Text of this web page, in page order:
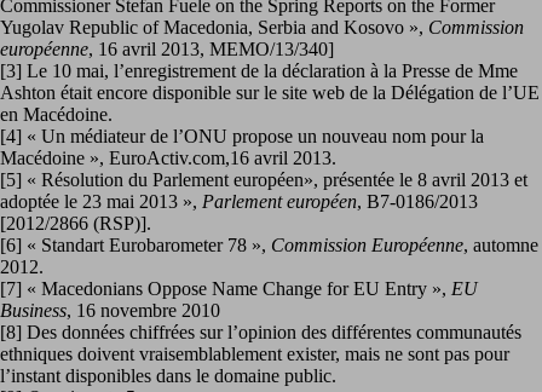
Commissioner Stefan Fuele on the Spring Reports on the Former
Yugolav Republic of Macedonia, Serbia and Kosovo », Commission
européenne, 16 avril 2013, MEMO/13/340]
[3] Le 10 mai, l’enregistrement de la déclaration à la Presse de Mme
Ashton était encore disponible sur le site web de la Délégation de l’UE
en Macédoine.
[4] « Un médiateur de l’ONU propose un nouveau nom pour la
Macédoine », EuroActiv.com,16 avril 2013.
[5] « Résolution du Parlement européen», présentée le 8 avril 2013 et
adoptée le 23 mai 2013 », Parlement européen, B7-0186/2013
[2012/2866 (RSP)].
[6] « Standart Eurobarometer 78 », Commission Européenne, automne
2012.
[7] « Macedonians Oppose Name Change for EU Entry », EU
Business, 16 novembre 2010
[8] Des données chiffrées sur l’opinion des différentes communautés
ethniques doivent vraisemblablement exister, mais ne sont pas pour
l’instant disponibles dans le domaine public.